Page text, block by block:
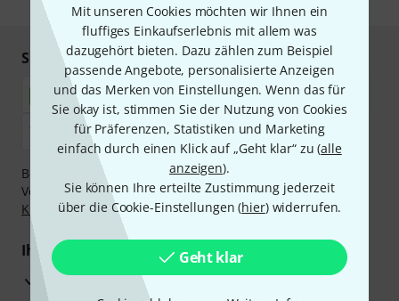
Mit unseren Cookies möchten wir Ihnen ein
fluffiges Einkaufserlebnis mit allem was
dazugehört bieten. Dazu zählen zum Beispiel
passende Angebote, personalisierte Anzeigen
und das Merken von Einstellungen. Wenn das für
Sie okay ist, stimmen Sie der Nutzung von Cookies
für Präferenzen, Statistiken und Marketing
einfach durch einen Klick auf „Geht klar“ zu (alle
anzeigen).
Sie können Ihre erteilte Zustimmung jederzeit
über die Cookie-Einstellungen (hier) widerrufen.
Geht klar
Sicher einkaufen & bezahlen
Bezahlen Sie vertraulich und sicher per Nachnahme,
Vorkasse, PayPal, Amazon Pay,Klarna Sofort bezahlen
Klarna Ratenzahlungoder Kreditkarte.
Ihre Vorteile
3 Jahre Thomann Garantie